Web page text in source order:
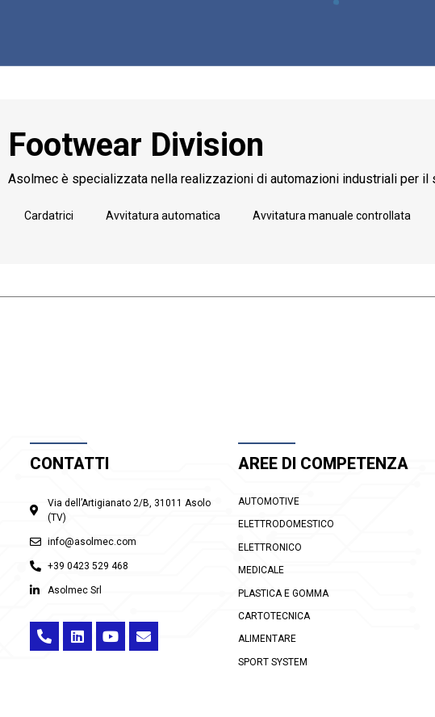
Footwear Division
Asolmec è specializzata nella realizzazioni di automazioni industriali per
Cardatrici Avvitatura automatica Avvitatura manuale controllata
CONTATTI
Via dell’Artigianato 2/B, 31011 Asolo
(TV)
info@asolmec.com
+39 0423 529 468
Asolmec Srl
AREE DI COMPETENZA
AUTOMOTIVE
ELETTRODOMESTICO
ELETTRONICO
MEDICALE
PLASTICA E GOMMA
CARTOTECNICA
ALIMENTARE
SPORT SYSTEM